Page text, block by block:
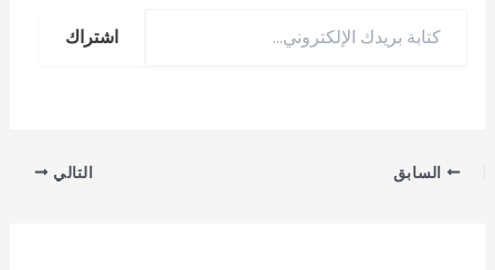
اشتراك
السابق التالي